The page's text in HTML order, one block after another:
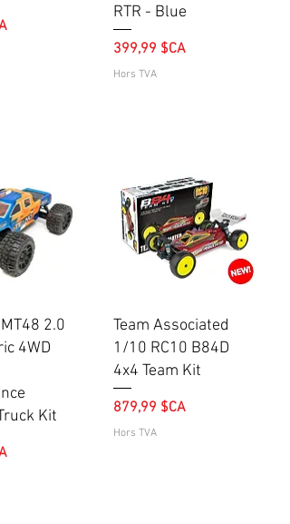
RTR - Blue
Prix
399,99 $CA
Hors TVA
rapide 2.0
4WD
Kit
Aperçu rapide
Team Associated
1/10 RC10 B84D
4x4 Team Kit
Prix
879,99 $CA
Hors TVA